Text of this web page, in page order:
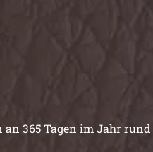
365 Tagen im Jahr rund